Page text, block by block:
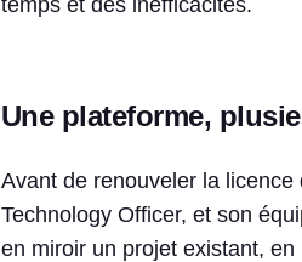
temps et des inefficacités.
Une plateforme,
Avant de renouveler la
Technology Officer, et son
en miroir un projet existant,